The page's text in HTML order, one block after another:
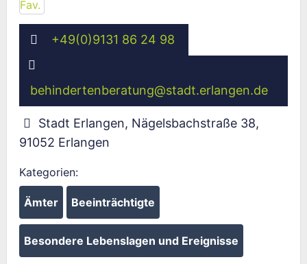
+49(0)9131 86 24 98
behindertenberatung@stadt.erlangen.de
Stadt Erlangen, Nägelsbachstraße 38,
91052 Erlangen
Kategorien:
Ämter Beeinträchtigte
Besondere Lebenslagen und Ereignisse